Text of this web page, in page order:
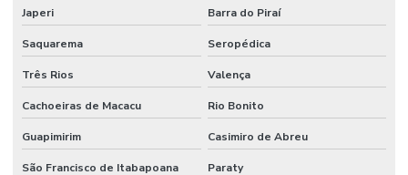
Projeto de montagem de estrutura metalica
Projeto de prevenção e combate a incêndio e pânico
Projeto de proteção contra incêndio
Projeto rede de sprinklers
Projeto de segurança contra incêndio e pânico
Japeri Barra do Piraí
Saquarema Seropédica
Três Rios Valença
Cachoeiras de Macacu Rio Bonito
Guapimirim Casimiro de Abreu
São Francisco de Itabapoana Paraty